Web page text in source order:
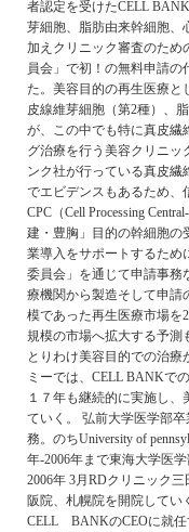
者認定を受けたCELL
芽細胞、脂肪由来幹細胞、
加えクリニック審査のため
員会」で初！の無料申請の
た。美容目的の再生医療と
皮線維芽細胞（第2種）、
が、この中でも特に真皮繊
グ治療を行う美容クリニ
ンク社が行っている真皮
でエビデンスもあるため、
CPC（Cell Processing
建・豊胸」目的の幹細胞の
業導入をサポートするため
委員会」を通じて申請事務
療機関から製造そして申請
模であった再生医療市場を
規模の市場へ拡大する予測
とりわけ美容目的での治
ミーでは、CELL BANKで
１７年も継続的に実施し
ていく。 弘前大学医学部
務。のちUniversity of
年-2006年まで東海大学医
2006年 3月RDクリニック
阪院、札幌院を開院してい
CELL BANKのCEOに就